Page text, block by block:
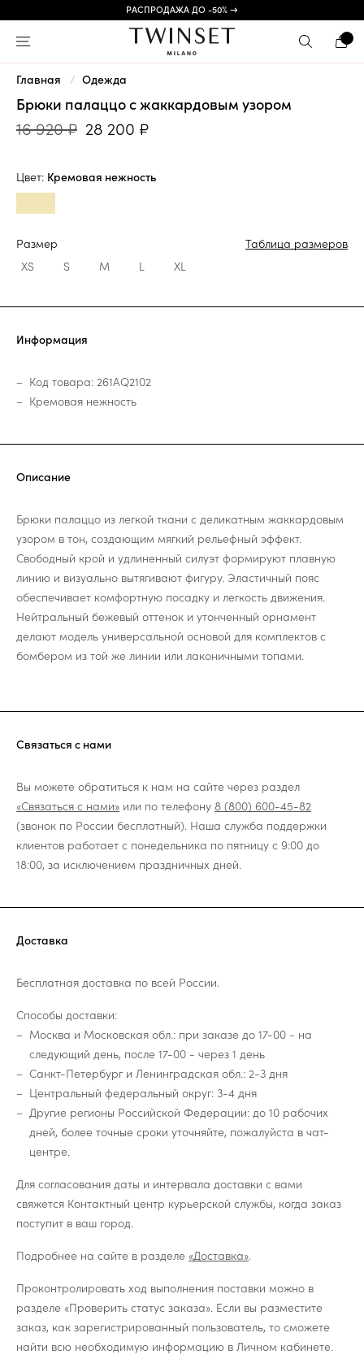
РАСПРОДАЖА ДО -50% →
Главная Одежда
Брюки палаццо с жаккардовым узором
16 920 ₽ 28 200 ₽
Цвет: Кремовая нежность
Размер
Таблица размеров
XS
S M L XL
Информация
Код товара: 261AQ2102
Кремовая нежность
Описание
Брюки палаццо из легкой ткани с деликатным жаккардовым
узором в тон, создающим мягкий рельефный эффект.
Свободный крой и удлиненный силуэт формируют плавную
линию и визуально вытягивают фигуру. Эластичный пояс
обеспечивает комфортную посадку и легкость движения.
Нейтральный бежевый оттенок и утонченный орнамент
делают модель универсальной основой для комплектов с
бомбером из той же линии или лаконичными топами.
Связаться с нами
Вы можете обратиться к нам на сайте через раздел
«Связаться с нами» или по телефону 8 (800) 600-45-82
(звонок по России бесплатный). Наша служба поддержки
клиентов работает с понедельника по пятницу с 9:00 до
18:00, за исключением праздничных дней.
Доставка
Бесплатная доставка по всей России.
Способы доставки:
Москва и Московская обл.: при заказе до 17-00 - на
следующий день, после 17-00 - через 1 день
Санкт-Петербург и Ленинградская обл.: 2-3 дня
Центральный федеральный округ: 3-4 дня
Другие регионы Российской Федерации: до 10 рабочих
дней, более точные сроки уточняйте, пожалуйста в чат-
центре.
Для согласования даты и интервала доставки с вами
свяжется Контактный центр курьерской службы, когда заказ
поступит в ваш город.
Подробнее на сайте в разделе «Доставка».
Проконтролировать ход выполнения поставки можно в
разделе «Проверить статус заказа». Если вы разместите
заказ, как зарегистрированный пользователь, то сможете
найти всю необходимую информацию в Личном кабинете.